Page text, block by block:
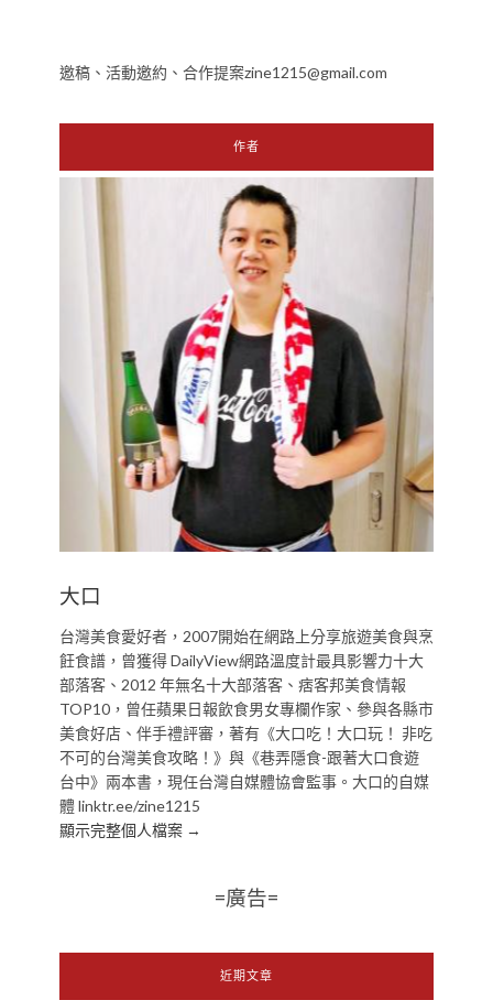
邀稿、活動邀約、合作提案zine1215@gmail.com
作者
大口
台灣美食愛好者，2007開始在網路上分享旅遊美食與烹
飪食譜，曾獲得 DailyView網路溫度計最具影響力十大
部落客、2012 年無名十大部落客、痞客邦美食情報
TOP10，曾任蘋果日報飲食男女專欄作家、參與各縣市
美食好店、伴手禮評審，著有《大口吃！大口玩！ 非吃
不可的台灣美食攻略！》與《巷弄隱食-跟著大口食遊
台中》兩本書，現任台灣自媒體協會監事。大口的自媒
體 linktr.ee/zine1215
顯示完整個人檔案 →
=廣告=
近期文章